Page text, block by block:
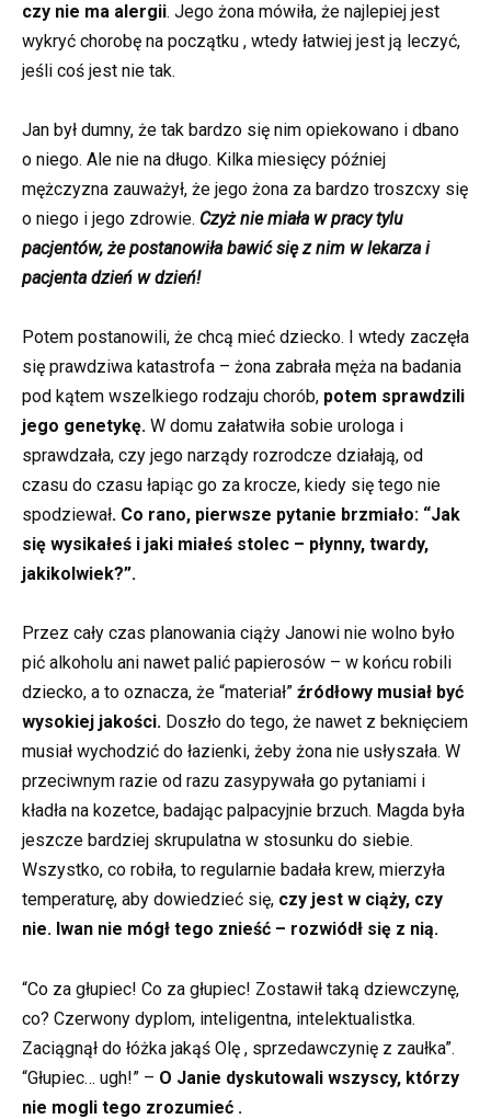
czy nie ma alergii. Jego żona mówiła, że najlepiej jest
wykryć chorobę na początku , wtedy łatwiej jest ją leczyć,
jeśli coś jest nie tak.
Jan był dumny, że tak bardzo się nim opiekowano i dbano
o niego. Ale nie na długo. Kilka miesięcy później
mężczyzna zauważył, że jego żona za bardzo troszcxy się
o niego i jego zdrowie. Czyż nie miała w pracy tylu
pacjentów, że postanowiła bawić się z nim w lekarza i
pacjenta dzień w dzień!
Potem postanowili, że chcą mieć dziecko. I wtedy zaczęła
się prawdziwa katastrofa – żona zabrała męża na badania
pod kątem wszelkiego rodzaju chorób, potem sprawdzili
jego genetykę. W domu załatwiła sobie urologa i
sprawdzała, czy jego narządy rozrodcze działają, od
czasu do czasu łapiąc go za krocze, kiedy się tego nie
spodziewał. Co rano, pierwsze pytanie brzmiało: “Jak
się wysikałeś i jaki miałeś stolec – płynny, twardy,
jakikolwiek?”.
Przez cały czas planowania ciąży Janowi nie wolno było
pić alkoholu ani nawet palić papierosów – w końcu robili
dziecko, a to oznacza, że “materiał” źródłowy musiał być
wysokiej jakości. Doszło do tego, że nawet z beknięciem
musiał wychodzić do łazienki, żeby żona nie usłyszała. W
przeciwnym razie od razu zasypywała go pytaniami i
kładła na kozetce, badając palpacyjnie brzuch. Magda była
jeszcze bardziej skrupulatna w stosunku do siebie.
Wszystko, co robiła, to regularnie badała krew, mierzyła
temperaturę, aby dowiedzieć się, czy jest w ciąży, czy
nie. Iwan nie mógł tego znieść – rozwiódł się z nią.
“Co za głupiec! Co za głupiec! Zostawił taką dziewczynę,
co? Czerwony dyplom, inteligentna, intelektualistka.
Zaciągnął do łóżka jakąś Olę , sprzedawczynię z zaułka”.
“Głupiec… ugh!” – O Janie dyskutowali wszyscy, którzy
nie mogli tego zrozumieć .